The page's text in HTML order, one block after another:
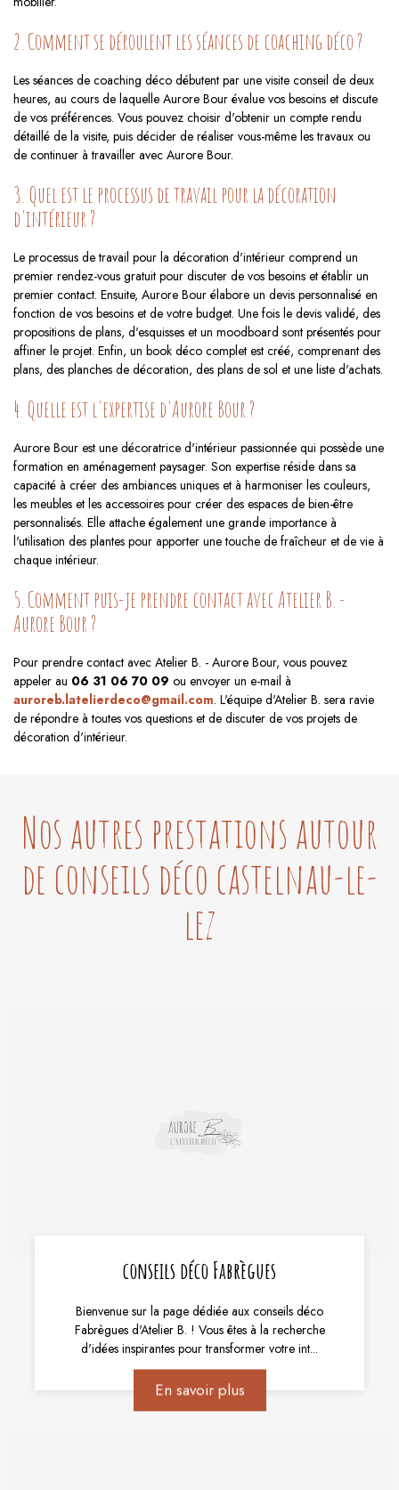
2. Comment se déroulent les séances de coaching déco ?
Les séances de coaching déco débutent par une visite conseil de deux
heures, au cours de laquelle Aurore Bour évalue vos besoins et discute
de vos préférences. Vous pouvez choisir d'obtenir un compte rendu
détaillé de la visite, puis décider de réaliser vous-même les travaux ou
de continuer à travailler avec Aurore Bour.
3. Quel est le processus de travail pour la décoration
d'intérieur ?
Le processus de travail pour la décoration d'intérieur comprend un
premier rendez-vous gratuit pour discuter de vos besoins et établir un
premier contact. Ensuite, Aurore Bour élabore un devis personnalisé en
fonction de vos besoins et de votre budget. Une fois le devis validé, des
propositions de plans, d'esquisses et un moodboard sont présentés pour
affiner le projet. Enfin, un book déco complet est créé, comprenant des
plans, des planches de décoration, des plans de sol et une liste d'achats.
4. Quelle est l'expertise d'Aurore Bour ?
Aurore Bour est une décoratrice d'intérieur passionnée qui possède une
formation en aménagement paysager. Son expertise réside dans sa
capacité à créer des ambiances uniques et à harmoniser les couleurs,
les meubles et les accessoires pour créer des espaces de bien-être
personnalisés. Elle attache également une grande importance à
l'utilisation des plantes pour apporter une touche de fraîcheur et de vie à
chaque intérieur.
5. Comment puis-je prendre contact avec Atelier B. -
Aurore Bour ?
Pour prendre contact avec Atelier B. - Aurore Bour, vous pouvez
appeler au 06 31 06 70 09 ou envoyer un e-mail à
auroreb.latelierdeco@gmail.com. L'équipe d'Atelier B. sera ravie
de répondre à toutes vos questions et de discuter de vos projets de
décoration d'intérieur.
Nos autres prestations autour
de conseils déco castelnau-le-
lez
conseils déco Fabrègues
Bienvenue sur la page dédiée aux conseils déco
Fabrègues d'Atelier B. ! Vous êtes à la recherche
d'idées inspirantes pour transformer votre int...
En savoir plus